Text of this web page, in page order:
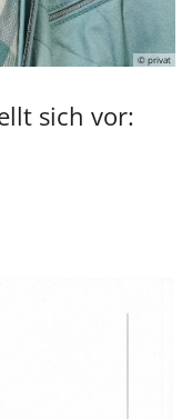
© privat
sich vor: